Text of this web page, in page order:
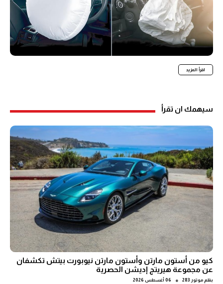
اقرأ المزيد
سيهمك ان تقرأ
كيو من أستون مارتن وأستون مارتن نيوبورت بيتش تكشفان
عن مجموعة هيريتج إديشن الحصرية
بقلم موتور 283 ● 06 أغسطس 2026